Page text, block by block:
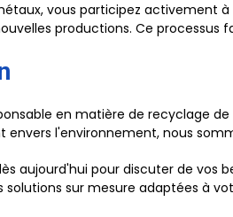
vous participez activement
productions. Ce
en matière de recyclage
l'environnement, nous
aujourd'hui pour discuter de vos
solutions sur mesure adaptées à